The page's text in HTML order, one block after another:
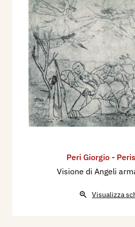
1943 - Catalogo della Quarta
Triveneta Trentaquattresima
Bevilacqua La Masa, Venezia,
1955 - Luigi Servolini,
incisori italiani moderni e
Milano, Gorlich, p. 630.
1957 - Incisori veneti
Giuseppe Mazzotti, catalogo
Internazionali d’Arte 1895-
Electa, p. 572/573.
Peri Giorgio -
Visione di Angeli
Visualizza